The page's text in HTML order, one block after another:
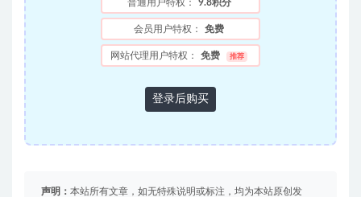
普通用户特权： 9.8积分
会员用户特权： 免费
网站代理用户特权： 免费 推荐
登录后购买
声明： 本站所有文章，如无特殊说明或标注，均为本站原创发